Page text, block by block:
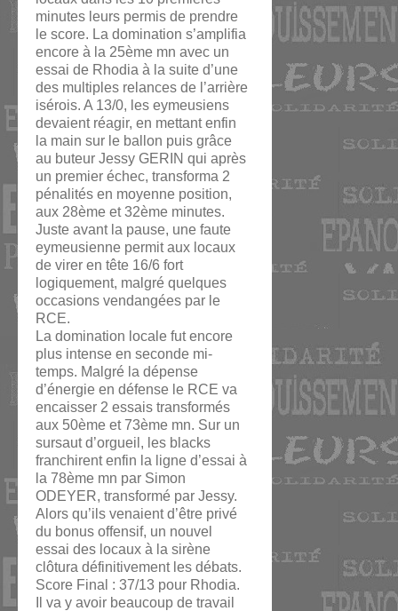
minutes leurs permis de prendre
le score. La domination s’amplifia
encore à la 25ème mn avec un
essai de Rhodia à la suite d’une
des multiples relances de l’arrière
isérois. A 13/0, les eymeusiens
devaient réagir, en mettant enfin
la main sur le ballon puis grâce
au buteur Jessy GERIN qui après
un premier échec, transforma 2
pénalités en moyenne position,
aux 28ème et 32ème minutes.
Juste avant la pause, une faute
eymeusienne permit aux locaux
de virer en tête 16/6 fort
logiquement, malgré quelques
occasions vendangées par le
RCE.
La domination locale fut encore
plus intense en seconde mi-
temps. Malgré la dépense
d’énergie en défense le RCE va
encaisser 2 essais transformés
aux 50ème et 73ème mn. Sur un
sursaut d’orgueil, les blacks
franchirent enfin la ligne d’essai à
la 78ème mn par Simon
ODEYER, transformé par Jessy.
Alors qu’ils venaient d’être privé
du bonus offensif, un nouvel
essai des locaux à la sirène
clôtura définitivement les débats.
Score Final : 37/13 pour Rhodia.
Il va y avoir beaucoup de travail